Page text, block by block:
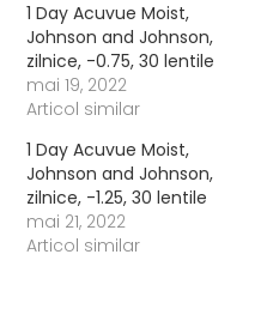
1 Day Acuvue Moist,
Johnson and Johnson,
zilnice, -0.75, 30 lentile
mai 19, 2022
Articol similar
1 Day Acuvue Moist,
Johnson and Johnson,
zilnice, -1.25, 30 lentile
mai 21, 2022
Articol similar